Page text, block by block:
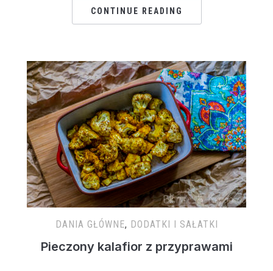
CONTINUE READING
DANIA GŁÓWNE, DODATKI I SAŁATKI
Pieczony kalafior z przyprawami